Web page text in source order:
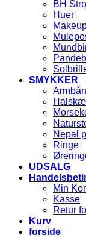
BH
Huer
SMYKKER
Nepal
Ringe
UDSALG
Min
Kasse
Retur
Kurv
forside